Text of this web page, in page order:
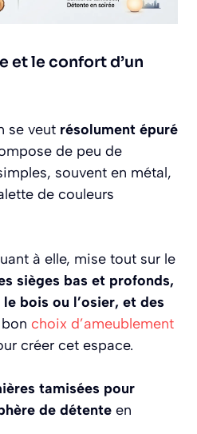
et le confort d’un
se veut résolument épuré
de peu de
souvent en métal,
de couleurs
à elle, mise tout sur le
sièges bas et profonds,
bois ou l’osier, et des
choix d’ameublement
créer cet espace.
tamisées pour
de détente en